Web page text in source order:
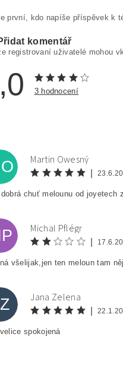
první, kdo napíše příspěvek k
komentář
registrovaní uživatelé mohou
3 hodnocení
Martin Owesný
dobrá chuť melounu od joyetech
Michal Pflégr
všelijak,jen ten meloun tam
Jana Zelena
spokojená